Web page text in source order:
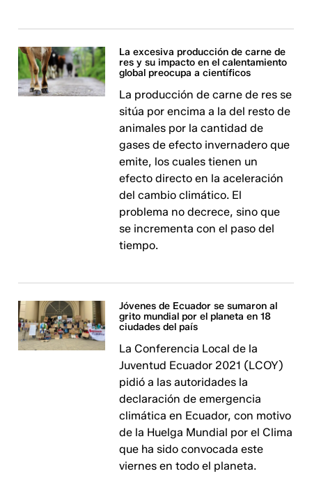
La excesiva producción de carne de
res y su impacto en el calentamiento
global preocupa a científicos
La producción de carne de res se
sitúa por encima a la del resto de
animales por la cantidad de
gases de efecto invernadero que
emite, los cuales tienen un
efecto directo en la aceleración
del cambio climático. El
problema no decrece, sino que
se incrementa con el paso del
tiempo.
Jóvenes de Ecuador se sumaron al
grito mundial por el planeta en 18
ciudades del país
La Conferencia Local de la
Juventud Ecuador 2021 (LCOY)
pidió a las autoridades la
declaración de emergencia
climática en Ecuador, con motivo
de la Huelga Mundial por el Clima
que ha sido convocada este
viernes en todo el planeta.